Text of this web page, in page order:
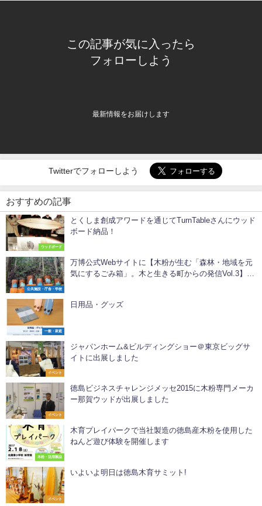
この記事が気に入ったら
フォローしよう
最新情報をお届けします
Twitterでフォローしよう
おすすめの記事
ウッドボード
とくしま創成アワードを通じてTurnTableさんにウッド
ボード納品！
公共施設・庁舎・学校
万博公式Webサイトに【木粉が生む「森林・地域を元
気にするごみ箱」。木と生きる町からの発信Vol.3】が
一般・家庭
日用品・グッズ
イベント
ジャパンホーム&ビルディングショー＠東京ビッグサ
イトに出展しました
イベント
徳島ビジネスチャレンジメッセ2015に木粉専門メーカ
ー那賀ウッドが出展しました
木粉・活用製品
木育プレイパークで当社製造の徳島産木粉を使用した
ねんど遊び体験を開催します
イベント
いよいよ明日は徳島木育サミット!